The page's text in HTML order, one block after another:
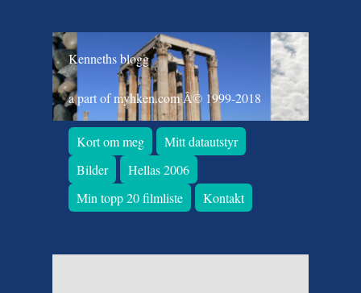
Kenneths blogg
a part of myhken.com Â© 1999-2018
Kort om meg
Mitt datautstyr
Bilder
Hellas 2006
Min topp 20 filmliste
Kontakt